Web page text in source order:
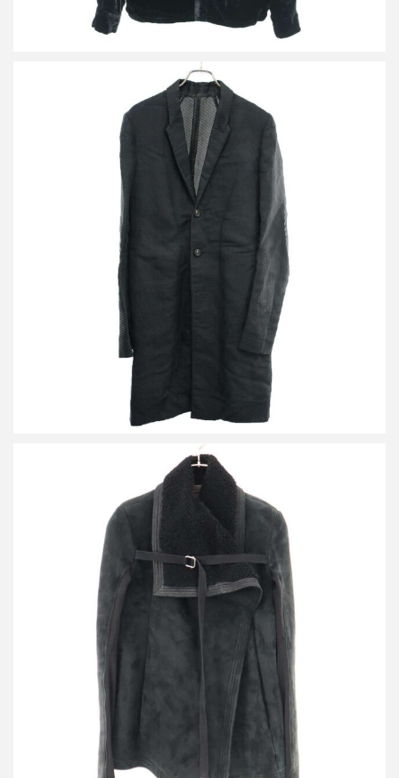
リックオウエンス 18SS ストライプジャガードチェスターコート
リックオウエンス シアリングムートンレザーライダースジャケッ